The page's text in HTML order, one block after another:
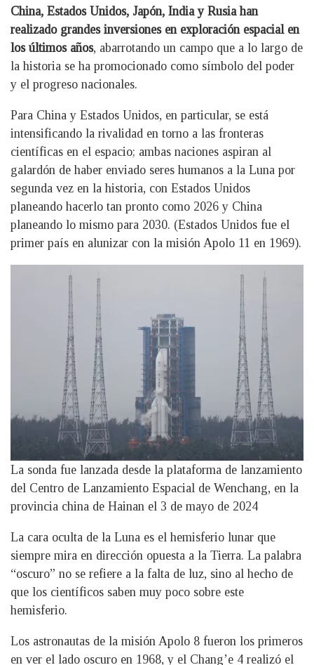
China, Estados Unidos, Japón, India y Rusia han
realizado grandes inversiones en exploración espacial en
los últimos años, abarrotando un campo que a lo largo de
la historia se ha promocionado como símbolo del poder
y el progreso nacionales.
Para China y Estados Unidos, en particular, se está
intensificando la rivalidad en torno a las fronteras
científicas en el espacio; ambas naciones aspiran al
galardón de haber enviado seres humanos a la Luna por
segunda vez en la historia, con Estados Unidos
planeando hacerlo tan pronto como 2026 y China
planeando lo mismo para 2030. (Estados Unidos fue el
primer país en alunizar con la misión Apolo 11 en 1969).
La sonda fue lanzada desde la plataforma de lanzamiento
del Centro de Lanzamiento Espacial de Wenchang, en la
provincia china de Hainan el 3 de mayo de 2024
La cara oculta de la Luna es el hemisferio lunar que
siempre mira en dirección opuesta a la Tierra. La palabra
“oscuro” no se refiere a la falta de luz, sino al hecho de
que los científicos saben muy poco sobre este
hemisferio.
Los astronautas de la misión Apolo 8 fueron los primeros
en ver el lado oscuro en 1968, y el Chang’e 4 realizó el